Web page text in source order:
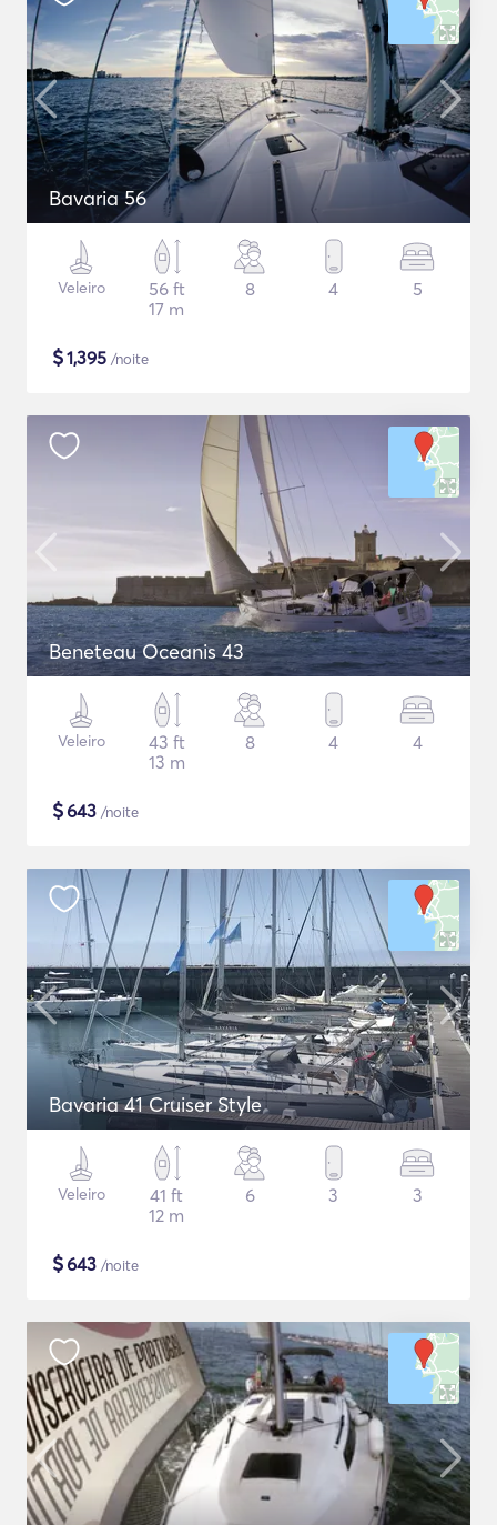
Bavaria 56
Veleiro
56 ft
17 m
8 4 5
$1,395 /noite
Beneteau Oceanis 43
Veleiro
43 ft
13 m
8 4 4
$643 /noite
Bavaria 41 Cruiser Style
Veleiro
41 ft
12 m
6 3 3
$643 /noite